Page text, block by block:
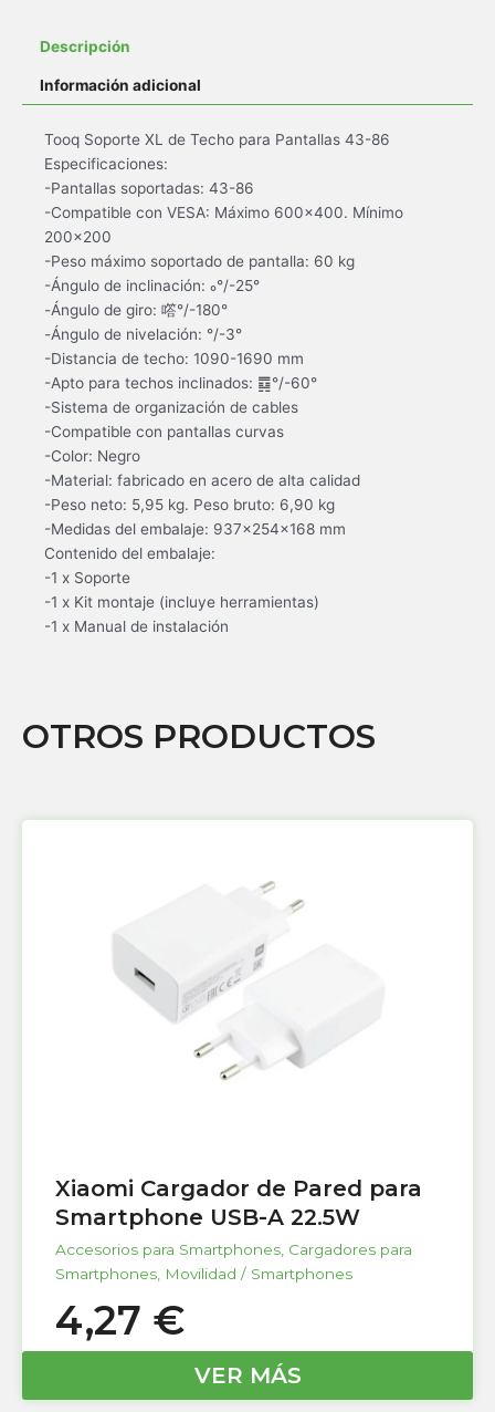
Descripción
Información adicional
Tooq Soporte XL de Techo para Pantallas 43-86
Especificaciones:
-Pantallas soportadas: 43-86
-Compatible con VESA: Máximo 600×400. Mínimo
200×200
-Peso máximo soportado de pantalla: 60 kg
-Ángulo de inclinación: °/-25°
-Ángulo de giro: 㗳°/-180°
-Ángulo de nivelación: °/-3°
-Distancia de techo: 1090-1690 mm
-Apto para techos inclinados: ䷺°/-60°
-Sistema de organización de cables
-Compatible con pantallas curvas
-Color: Negro
-Material: fabricado en acero de alta calidad
-Peso neto: 5,95 kg. Peso bruto: 6,90 kg
-Medidas del embalaje: 937x254x168 mm
Contenido del embalaje:
-1 x Soporte
-1 x Kit montaje (incluye herramientas)
-1 x Manual de instalación
OTROS PRODUCTOS
Xiaomi Cargador de Pared para
Smartphone USB-A 22.5W
Accesorios para Smartphones, Cargadores para
Smartphones, Movilidad / Smartphones
4,27 €
VER MÁS